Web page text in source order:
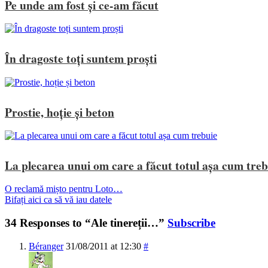
Pe unde am fost și ce-am făcut
În dragoste toți suntem proști
Prostie, hoție și beton
La plecarea unui om care a făcut totul așa cum
O reclamă mișto pentru Loto…
Bifați aici ca să vă iau datele
34 Responses to “Ale tinereții…” Subscribe
Béranger 31/08/2011 at 12:30 #